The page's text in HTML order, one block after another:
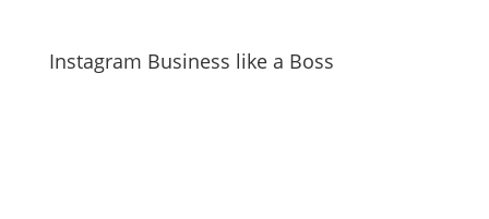
Instagram Business like a Boss